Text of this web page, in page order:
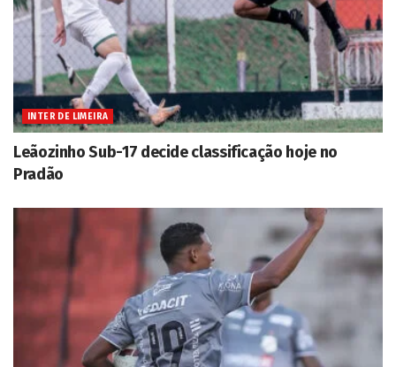
INTER DE LIMEIRA
Leãozinho Sub-17 decide classificação hoje no
Pradão